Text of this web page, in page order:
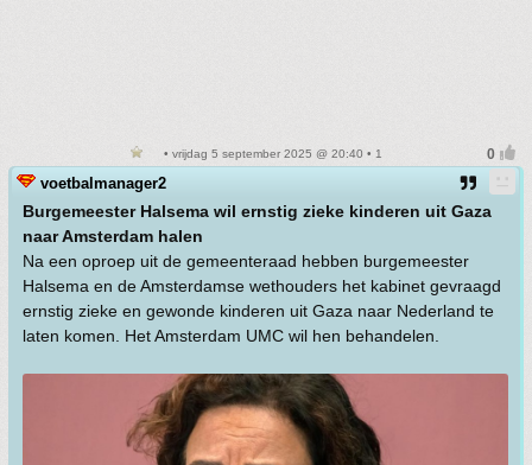
• vrijdag 5 september 2025 @ 20:40 • 1
voetbalmanager2
Burgemeester Halsema wil ernstig zieke kinderen uit Gaza
naar Amsterdam halen
Na een oproep uit de gemeenteraad hebben burgemeester
Halsema en de Amsterdamse wethouders het kabinet gevraagd
ernstig zieke en gewonde kinderen uit Gaza naar Nederland te
laten komen. Het Amsterdam UMC wil hen behandelen.